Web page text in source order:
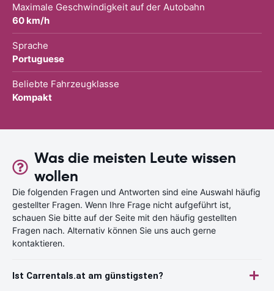
Maximale Geschwindigkeit auf der Autobahn
60 km/h
Sprache
Portuguese
Beliebte Fahrzeugklasse
Kompakt
Was die meisten Leute wissen
wollen
Die folgenden Fragen und Antworten sind eine Auswahl häufig
gestellter Fragen. Wenn Ihre Frage nicht aufgeführt ist,
schauen Sie bitte auf der Seite mit den häufig gestellten
Fragen nach. Alternativ können Sie uns auch gerne
kontaktieren.
Ist Carrentals.at am günstigsten?